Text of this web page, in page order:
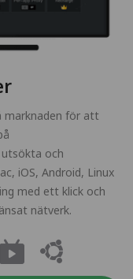
marknaden för att
och
iOS, Android, Linux
med ett klick och
nätverk.